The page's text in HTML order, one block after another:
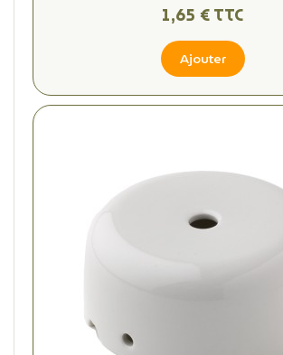
1,65 € TTC
Ajouter